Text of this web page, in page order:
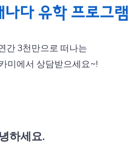
다 유학 프로그램
간 3천만으로 떠나는
미에서 상담받으세요~!
하세요.